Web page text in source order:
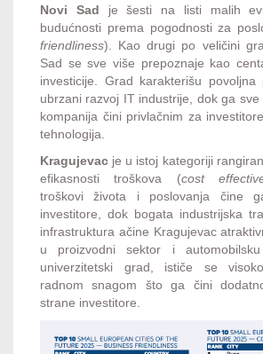
Novi Sad je šesti na listi malih
budućnosti prema pogodnosti za
friendliness). Kao drugi po veličini
Sad se sve više prepoznaje kao
investicije. Grad karakterišu
ubrzani razvoj IT industrije, dok ga
kompanija čini privlačnim za
tehnologija.
Kragujevac je u istoj kategoriji
efikasnosti troškova (cost
troškovi života i poslovanja čine
investitore, dok bogata industrijska
infrastruktura ačine Kragujevac
u proizvodni sektor i
univerzitetski grad, ističe se
radnom snagom što ga čini
strane investitore.